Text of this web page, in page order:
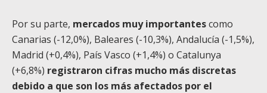
Por su parte, mercados muy importantescomo
Canarias (-12,0%), Baleares (-10,3%), Andalucía (-1,5%),
Madrid (+0,4%), País Vasco (+1,4%) o Catalunya
(+6,8%) registraron cifras mucho más discretas
debido a que son los más afectados por el